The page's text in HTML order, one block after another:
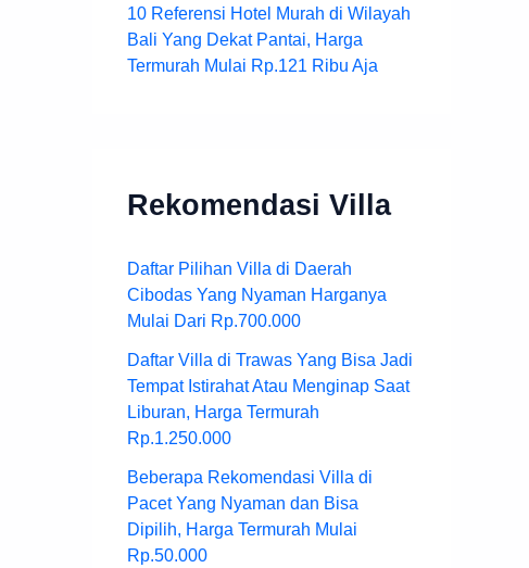
10 Referensi Hotel Murah di Wilayah
Bali Yang Dekat Pantai, Harga
Termurah Mulai Rp.121 Ribu Aja
Rekomendasi Villa
Daftar Pilihan Villa di Daerah
Cibodas Yang Nyaman Harganya
Mulai Dari Rp.700.000
Daftar Villa di Trawas Yang Bisa Jadi
Tempat Istirahat Atau Menginap Saat
Liburan, Harga Termurah
Rp.1.250.000
Beberapa Rekomendasi Villa di
Pacet Yang Nyaman dan Bisa
Dipilih, Harga Termurah Mulai
Rp.50.000